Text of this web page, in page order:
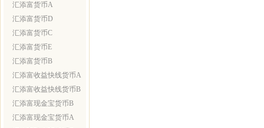
汇添富货币A
汇添富货币D
汇添富货币C
汇添富货币E
汇添富货币B
汇添富收益快线货币A
汇添富收益快线货币B
汇添富现金宝货币B
汇添富现金宝货币A